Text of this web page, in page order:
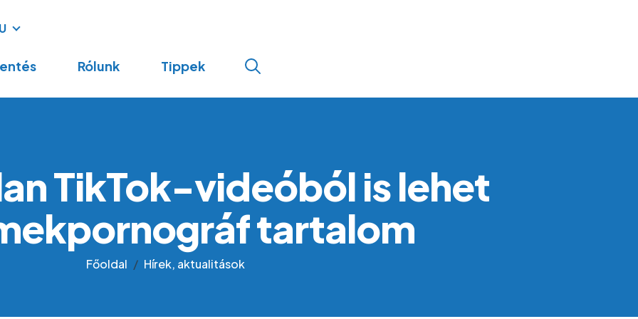
navigationRólunk Tippek
TikTok-videóból is lehet
tartalom
Főoldal Hírek, aktualitások